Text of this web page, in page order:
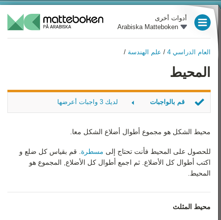
أدوات أخرى
Arabiska Matteboken
العام الدراسي 4 / علم الهندسة /
المحيط
قم بالواجبات لديك 3 واجبات أعرضها
كم عدد القياسات
محيط الشكل هو مجموع أطوال أضلاع الشكل معا.
للحصول على المحيط فأنت تحتاج إلى مسطرة. قم بقياس كل ضلع و
اكتب أطوال كل الأضلاع. ثم اجمع أطوال كل الأضلاع, المجموع هو
المحيط.
محيط المثلث
العام الدراسي 4
العام الدراسي 4
نظرة عامة
الأعداد
العمليات الحسابية الأساسية
الوحدات
علم الهندسة
أدوات المساعدة
الإحصاء
الوقت و التاريخ
العام الدراسي 5
العام الدراسي 6
العام الدراسي 8
العام الدراسي 9
رياضيات 2